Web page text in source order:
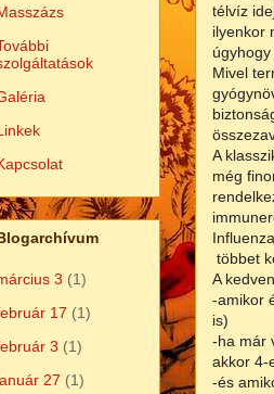
télvíz
ilyenkor
Mivel
A
még
többet
A
-amikor
is)
-ha már
akkor 4-
-és
3 (1)
17 (1)
3 (1)
27 (1)